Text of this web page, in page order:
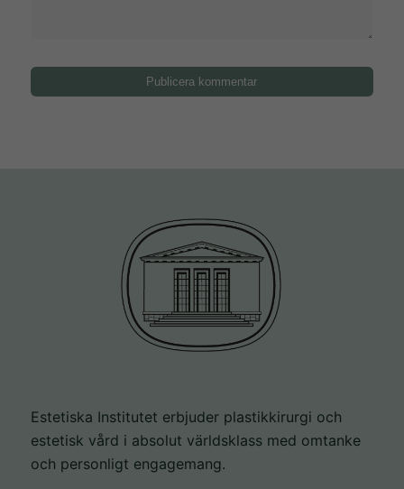
Estetiska Institutet erbjuder plastikkirurgi och
estetisk vård i absolut världsklass med omtanke
och personligt engagemang.
du surfar ökar du
chansen att få